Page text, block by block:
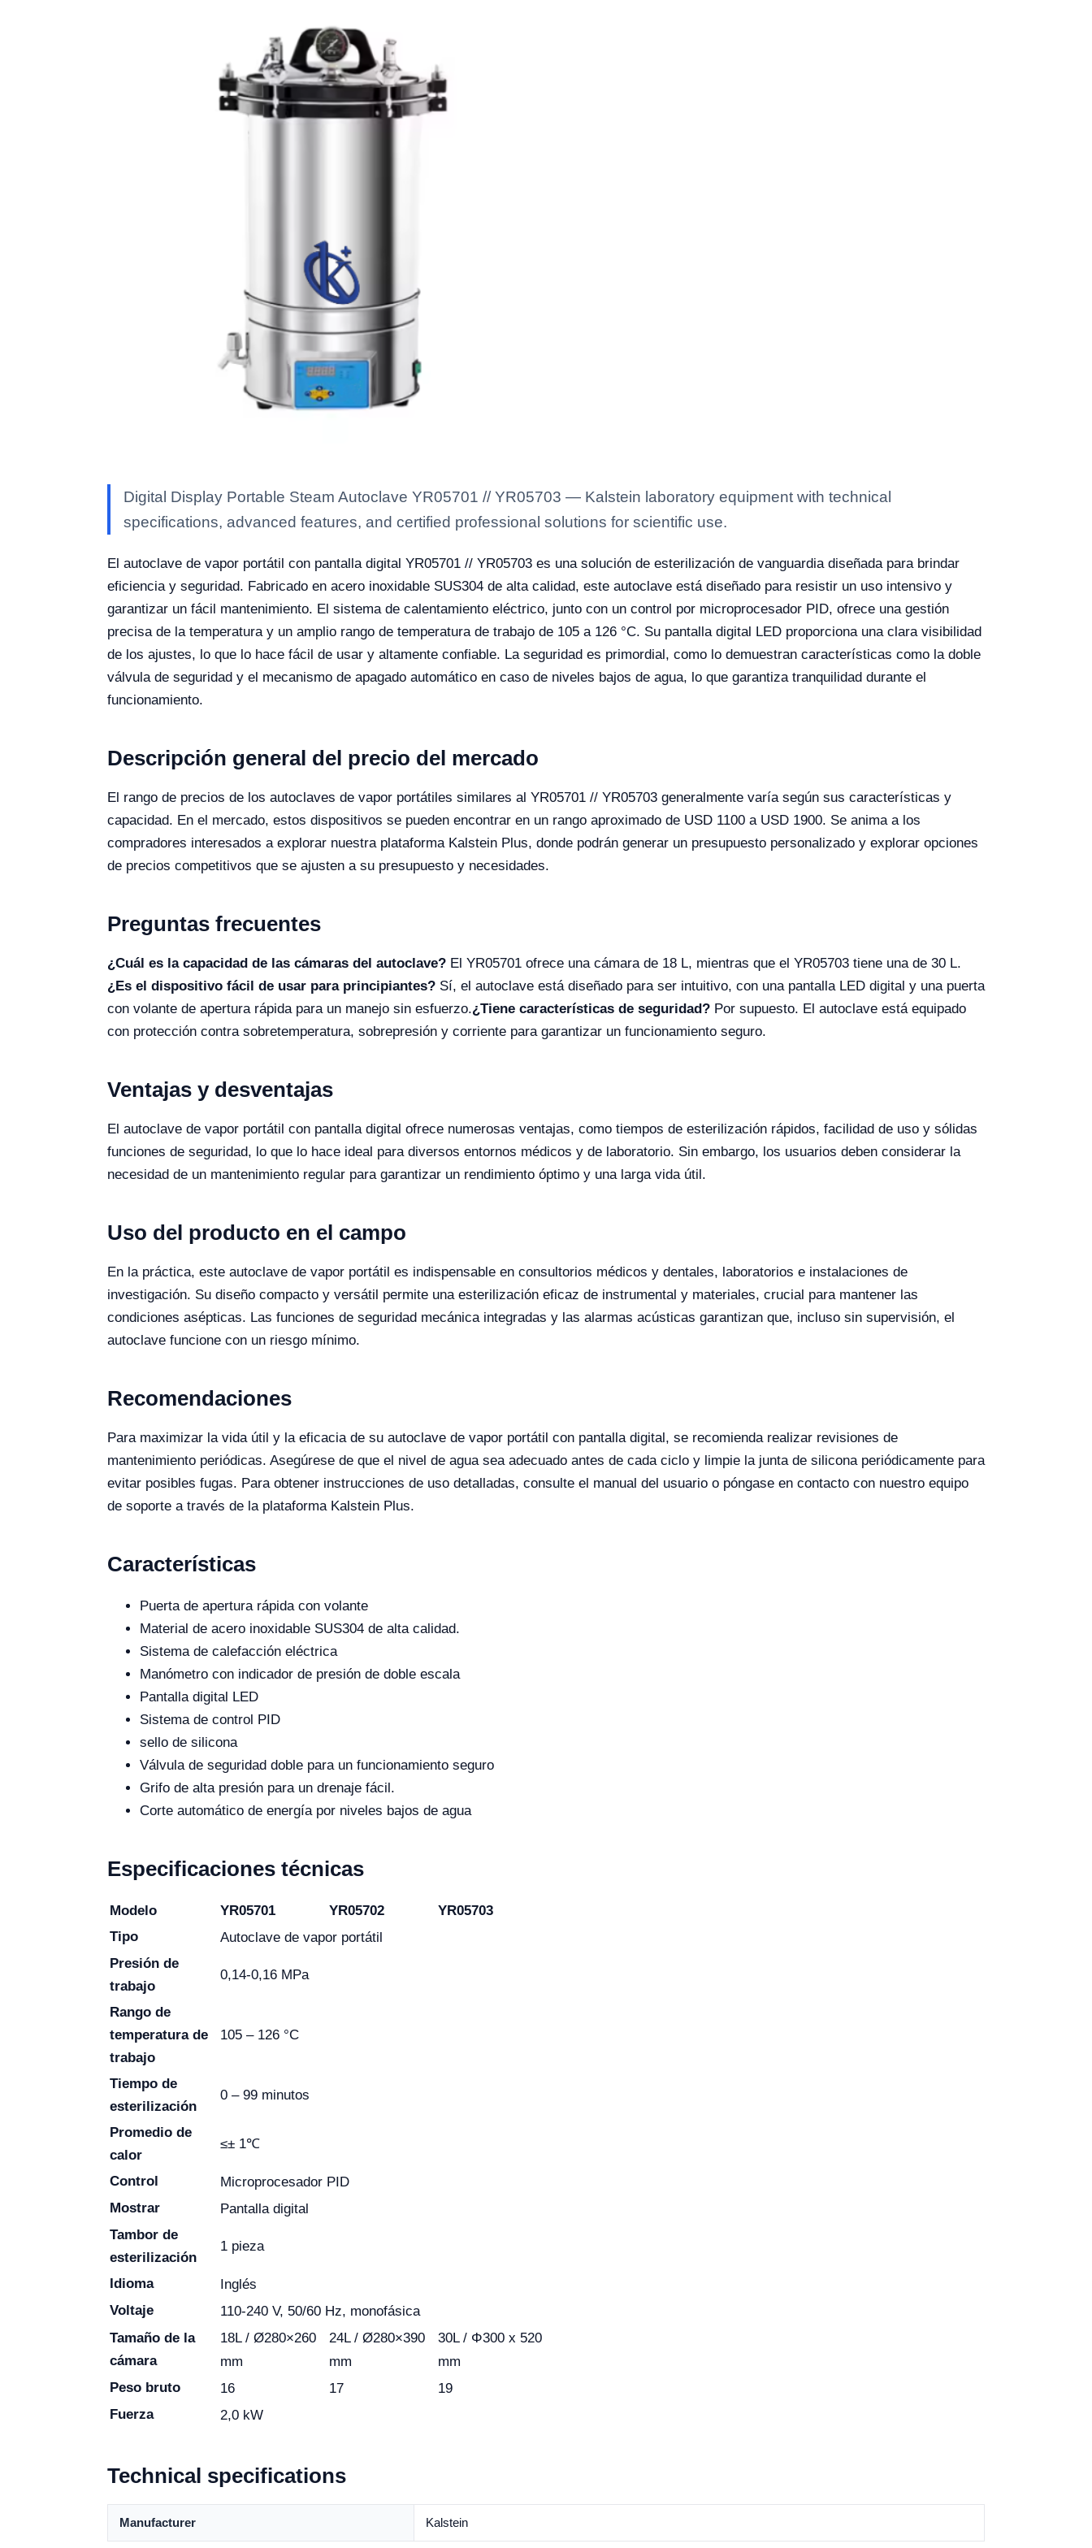
Digital Display Portable Steam Autoclave YR05701 // YR05703 — Kalstein laboratory equipment with technical
specifications, advanced features, and certified professional solutions for scientific use.
El autoclave de vapor portátil con pantalla digital YR05701 // YR05703 es una solución de esterilización de vanguardia diseñada para brindar
eficiencia y seguridad. Fabricado en acero inoxidable SUS304 de alta calidad, este autoclave está diseñado para resistir un uso intensivo y
garantizar un fácil mantenimiento. El sistema de calentamiento eléctrico, junto con un control por microprocesador PID, ofrece una gestión
precisa de la temperatura y un amplio rango de temperatura de trabajo de 105 a 126 °C. Su pantalla digital LED proporciona una clara visibilidad
de los ajustes, lo que lo hace fácil de usar y altamente confiable. La seguridad es primordial, como lo demuestran características como la doble
válvula de seguridad y el mecanismo de apagado automático en caso de niveles bajos de agua, lo que garantiza tranquilidad durante el
funcionamiento.
Descripción general del precio del mercado
El rango de precios de los autoclaves de vapor portátiles similares al YR05701 // YR05703 generalmente varía según sus características y
capacidad. En el mercado, estos dispositivos se pueden encontrar en un rango aproximado de USD 1100 a USD 1900. Se anima a los
compradores interesados a explorar nuestra plataforma Kalstein Plus, donde podrán generar un presupuesto personalizado y explorar opciones
de precios competitivos que se ajusten a su presupuesto y necesidades.
Preguntas frecuentes
¿Cuál es la capacidad de las cámaras del autoclave? El YR05701 ofrece una cámara de 18 L, mientras que el YR05703 tiene una de 30 L.
¿Es el dispositivo fácil de usar para principiantes? Sí, el autoclave está diseñado para ser intuitivo, con una pantalla LED digital y una puerta
con volante de apertura rápida para un manejo sin esfuerzo.¿Tiene características de seguridad? Por supuesto. El autoclave está equipado
con protección contra sobretemperatura, sobrepresión y corriente para garantizar un funcionamiento seguro.
Ventajas y desventajas
El autoclave de vapor portátil con pantalla digital ofrece numerosas ventajas, como tiempos de esterilización rápidos, facilidad de uso y sólidas
funciones de seguridad, lo que lo hace ideal para diversos entornos médicos y de laboratorio. Sin embargo, los usuarios deben considerar la
necesidad de un mantenimiento regular para garantizar un rendimiento óptimo y una larga vida útil.
Uso del producto en el campo
En la práctica, este autoclave de vapor portátil es indispensable en consultorios médicos y dentales, laboratorios e instalaciones de
investigación. Su diseño compacto y versátil permite una esterilización eficaz de instrumental y materiales, crucial para mantener las
condiciones asépticas. Las funciones de seguridad mecánica integradas y las alarmas acústicas garantizan que, incluso sin supervisión, el
autoclave funcione con un riesgo mínimo.
Recomendaciones
Para maximizar la vida útil y la eficacia de su autoclave de vapor portátil con pantalla digital, se recomienda realizar revisiones de
mantenimiento periódicas. Asegúrese de que el nivel de agua sea adecuado antes de cada ciclo y limpie la junta de silicona periódicamente para
evitar posibles fugas. Para obtener instrucciones de uso detalladas, consulte el manual del usuario o póngase en contacto con nuestro equipo
de soporte a través de la plataforma Kalstein Plus.
Características
Puerta de apertura rápida con volante
Material de acero inoxidable SUS304 de alta calidad.
Sistema de calefacción eléctrica
Manómetro con indicador de presión de doble escala
Pantalla digital LED
Sistema de control PID
sello de silicona
Válvula de seguridad doble para un funcionamiento seguro
Grifo de alta presión para un drenaje fácil.
Corte automático de energía por niveles bajos de agua
Especificaciones técnicas
Modelo YR05701 YR05702
YR05703
Tipo
Autoclave de vapor portátil
Presión de
trabajo
0,14-0,16 MPa
Rango de
temperatura de
trabajo
105 – 126 °C
Tiempo de
esterilización
0 – 99 minutos
Promedio de
calor
≤± 1℃
Control
Microprocesador PID
Mostrar
Pantalla digital
Tambor de
esterilización
1 pieza
Idioma
Inglés
Voltaje
110-240 V, 50/60 Hz, monofásica
Tamaño de la
cámara
18L / Ø280×260
mm
24L / Ø280×390
mm
30L / Φ300 x 520
mm
Peso bruto
16 17
19
Fuerza
2,0 kW
Technical specifications
Manufacturer Kalstein